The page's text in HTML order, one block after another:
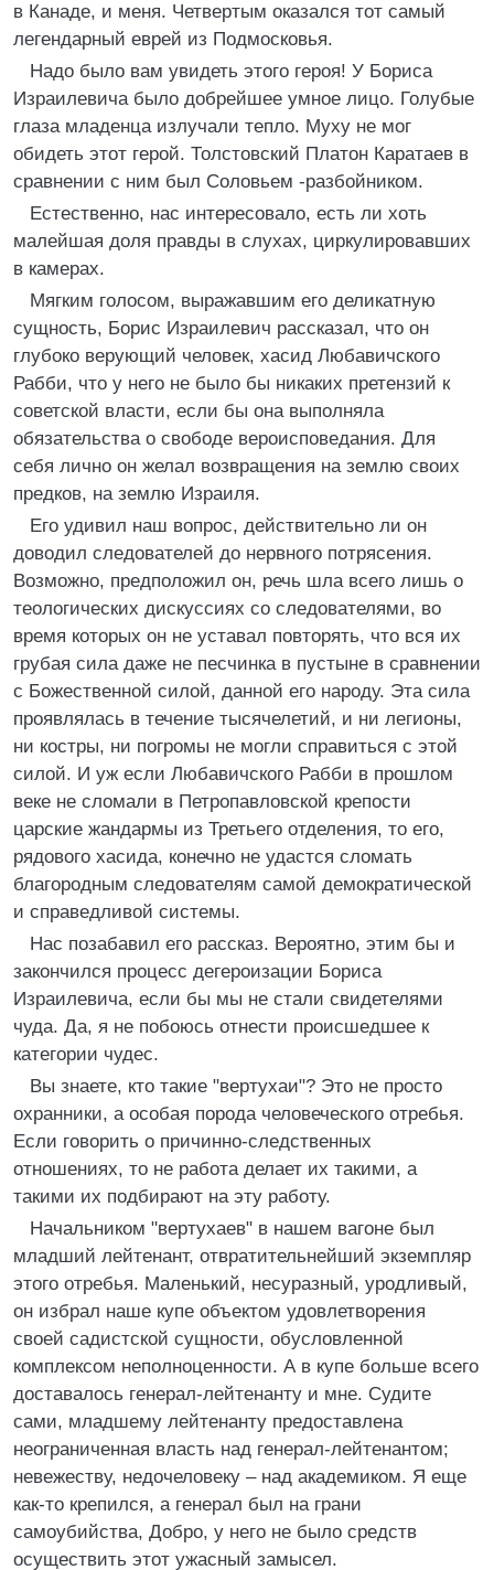
в Канаде, и меня. Четвертым оказался тот самый
легендарный еврей из Подмосковья.
Надо было вам увидеть этого героя! У Бориса
Израилевича было добрейшее умное лицо. Голубые
глаза младенца излучали тепло. Муху не мог
обидеть этот герой. Толстовский Платон Каратаев в
сравнении с ним был Соловьем -разбойником.
Естественно, нас интересовало, есть ли хоть
малейшая доля правды в слухах, циркулировавших
в камерах.
Мягким голосом, выражавшим его деликатную
сущность, Борис Израилевич рассказал, что он
глубоко верующий человек, хасид Любавичского
Рабби, что у него не было бы никаких претензий к
советской власти, если бы она выполняла
обязательства о свободе вероисповедания. Для
себя лично он желал возвращения на землю своих
предков, на землю Израиля.
Его удивил наш вопрос, действительно ли он
доводил следователей до нервного потрясения.
Возможно, предположил он, речь шла всего лишь о
теологических дискуссиях со следователями, во
время которых он не уставал повторять, что вся их
грубая сила даже не песчинка в пустыне в сравнении
с Божественной силой, данной его народу. Эта сила
проявлялась в течение тысячелетий, и ни легионы,
ни костры, ни погромы не могли справиться с этой
силой. И уж если Любавичского Рабби в прошлом
веке не сломали в Петропавловской крепости
царские жандармы из Третьего отделения, то его,
рядового хасида, конечно не удастся сломать
благородным следователям самой демократической
и справедливой системы.
Нас позабавил его рассказ. Вероятно, этим бы и
закончился процесс дегероизации Бориса
Израилевича, если бы мы не стали свидетелями
чуда. Да, я не побоюсь отнести происшедшее к
категории чудес.
Вы знаете, кто такие "вертухаи"? Это не просто
охранники, а особая порода человеческого отребья.
Если говорить о причинно-следственных
отношениях, то не работа делает их такими, а
такими их подбирают на эту работу.
Начальником "вертухаев" в нашем вагоне был
младший лейтенант, отвратительнейший экземпляр
этого отребья. Маленький, несуразный, уродливый,
он избрал наше купе объектом удовлетворения
своей садистской сущности, обусловленной
комплексом неполноценности. А в купе больше всего
доставалось генерал-лейтенанту и мне. Судите
сами, младшему лейтенанту предоставлена
неограниченная власть над генерал-лейтенантом;
невежеству, недочеловеку – над академиком. Я еще
как-то крепился, а генерал был на грани
самоубийства, Добро, у него не было средств
осуществить этот ужасный замысел.